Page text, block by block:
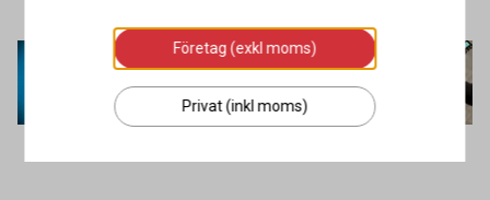
Företag (exkl moms)
Privat (inkl moms)